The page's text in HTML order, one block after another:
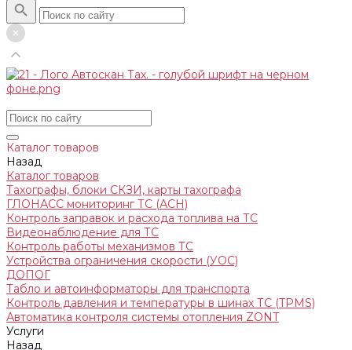
Каталог товаров
Назад
Каталог товаров
Тахографы, блоки СКЗИ, карты тахографа
ГЛОНАСС мониторинг ТС (АСН)
Контроль заправок и расхода топлива на ТС
Видеонаблюдение для ТС
Контроль работы механизмов ТС
Устройства ограничения скорости (УОС)
ДОПОГ
Табло и автоинформаторы для транспорта
Контроль давления и температуры в шинах ТС (TPMS)
Автоматика контроля системы отопления ZONT
Услуги
Назад